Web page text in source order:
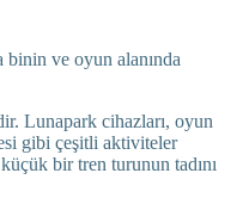
binin ve oyun alanında
Lunapark cihazları, oyun
gibi çeşitli aktiviteler
bir tren turunun tadını